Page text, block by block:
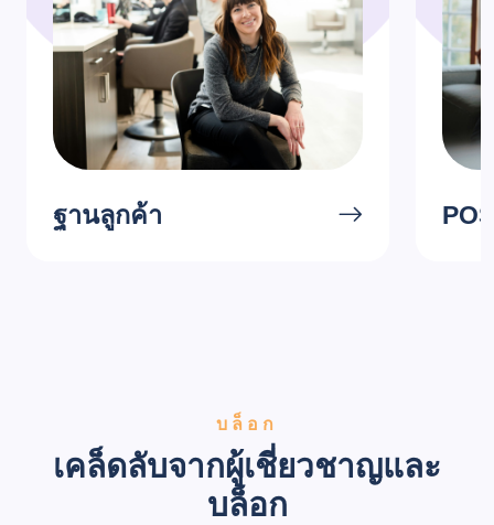
ฐานลูกค้า
บล็อก
เคล็ดลับจากผู้เชี่ยวชาญและ
บล็อก